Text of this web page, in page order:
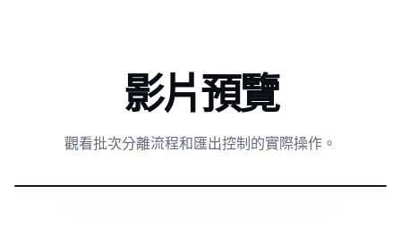
影片預覽
觀看批次分離流程和匯出控制的實際操作。